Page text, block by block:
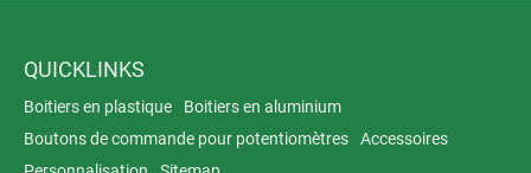
QUICKLINKS
Boitiers en plastique
Boitiers en aluminium
Boutons de commande pour potentiomètres
Accessoires